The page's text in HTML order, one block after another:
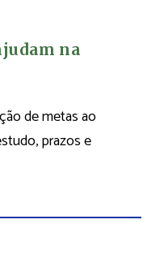
na
de metas ao
prazos e